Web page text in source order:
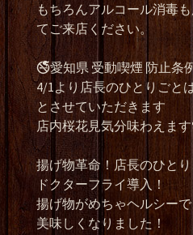
もちろんアルコール消毒
てご来店ください。
🚭愛知県 受動喫煙 防止条
4/1より店長のひとりごと
とさせていただきます
店内桜花見気分味わえます
揚げ物革命！店長のひとり
ドクターフライ導入！
揚げ物がめちゃヘルシーで
美味しくなりました！